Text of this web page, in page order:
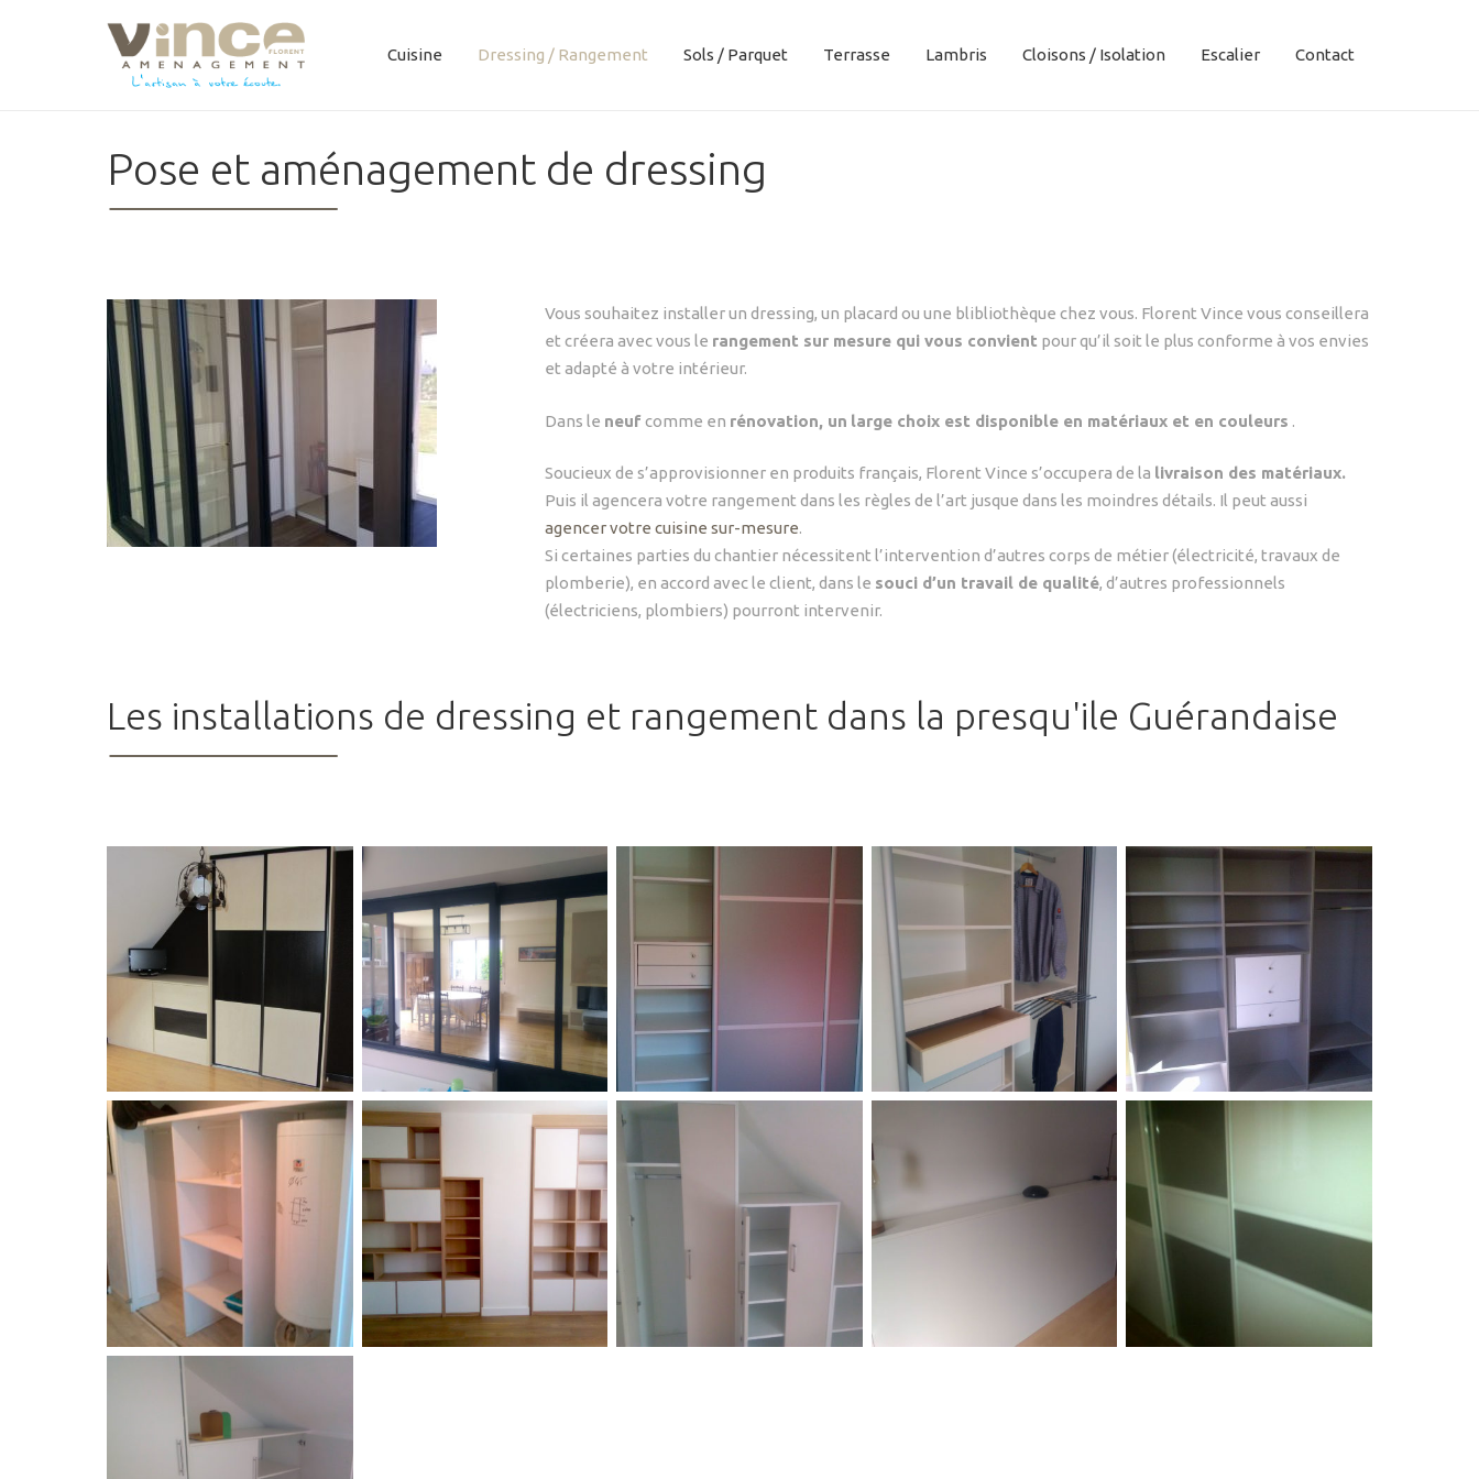
Cuisine Dressing / Rangement Sols / Parquet Terrasse Lambris Cloisons / Isolation Escalier Contact
Pose et aménagement de dressing
Vous souhaitez installer un dressing, un placard ou une blibliothèque chez vous. Florent Vince vous conseillera
et créera avec vous le rangement sur mesure qui vous convient pour qu’il soit le plus conforme à vos envies
et adapté à votre intérieur.
Dans le neuf comme en rénovation, un large choix est disponible en matériaux et en couleurs .
Soucieux de s’approvisionner en produits français, Florent Vince s’occupera de la livraison des matériaux.
Puis il agencera votre rangement dans les règles de l’art jusque dans les moindres détails. Il peut aussi
agencer votre cuisine sur-mesure.
Si certaines parties du chantier nécessitent l’intervention d’autres corps de métier (électricité, travaux de
plomberie), en accord avec le client, dans le souci d’un travail de qualité, d’autres professionnels
(électriciens, plombiers) pourront intervenir.
Les installations de dressing et rangement dans la presqu'ile Guérandaise